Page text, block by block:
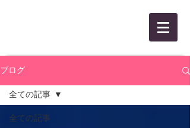
ブログ
全ての記事
全ての記事